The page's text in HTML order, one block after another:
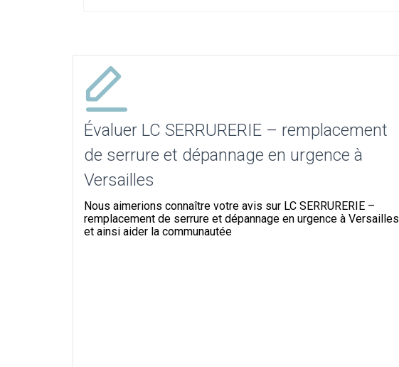
Évaluer LC SERRURERIE – remplacement
de serrure et dépannage en urgence à
Versailles
Nous aimerions connaître votre avis sur LC SERRURERIE –
remplacement de serrure et dépannage en urgence à Versailles
et ainsi aider la communautée